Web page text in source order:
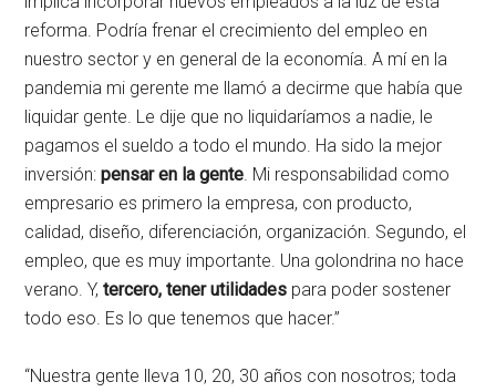
reforma. Podría frenar el crecimiento del empleo en
nuestro sector y en general de la economía. A mí en la
pandemia mi gerente me llamó a decirme que había que
liquidar gente. Le dije que no liquidaríamos a nadie, le
pagamos el sueldo a todo el mundo. Ha sido la mejor
inversión:pensar en la gente . Mi responsabilidad como
empresario es primero la empresa, con producto,
calidad, diseño, diferenciación, organización. Segundo, el
empleo, que es muy importante. Una golondrina no hace
verano. Y,tercero, tener utilidades para poder sostener
todo eso. Es lo que tenemos que hacer.”
“Nuestra gente lleva 10, 20, 30 años con nosotros; toda